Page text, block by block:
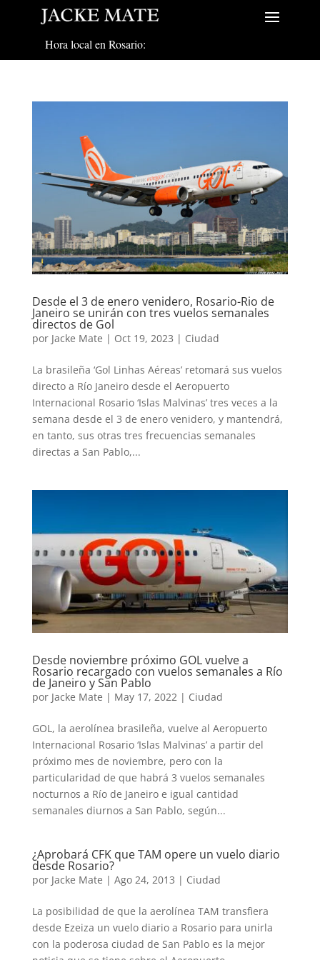
Hora local en Rosario:
Desde el 3 de enero venidero, Rosario-Rio de
Janeiro se unirán con tres vuelos semanales
directos de Gol
por Jacke Mate | Oct 19, 2023 | Ciudad
La brasileña ‘Gol Linhas Aéreas’ retomará sus vuelos
directo a Río Janeiro desde el Aeropuerto
Internacional Rosario ‘Islas Malvinas’ tres veces a la
semana desde el 3 de enero venidero, y mantendrá,
en tanto, sus otras tres frecuencias semanales
directas a San Pablo,...
Desde noviembre próximo GOL vuelve a
Rosario recargado con vuelos semanales a Río
de Janeiro y San Pablo
por Jacke Mate | May 17, 2022| Ciudad
GOL, la aerolínea brasileña, vuelve al Aeropuerto
Internacional Rosario ‘Islas Malvinas’ a partir del
próximo mes de noviembre, pero con la
particularidad de que habrá 3 vuelos semanales
nocturnos a Río de Janeiro e igual cantidad
semanales diurnos a San Pablo, según...
¿Aprobará CFK que TAM opere un vuelo diario
desde Rosario?
por Jacke Mate | Ago 24, 2013 | Ciudad
La posibilidad de que la aerolínea TAM transfiera
desde Ezeiza un vuelo diario a Rosario para unirla
con la poderosa ciudad de San Pablo es la mejor